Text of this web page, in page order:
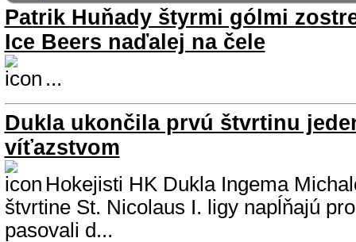
Patrik Huňady štyrmi gólmi
Ice Beers naďalej na čele
...
Dukla ukončila prvú štvrtinu
víťazstvom
Hokejisti HK Dukla Ingema
štvrtine St. Nicolaus I. ligy napĺňajú
pasovali d...